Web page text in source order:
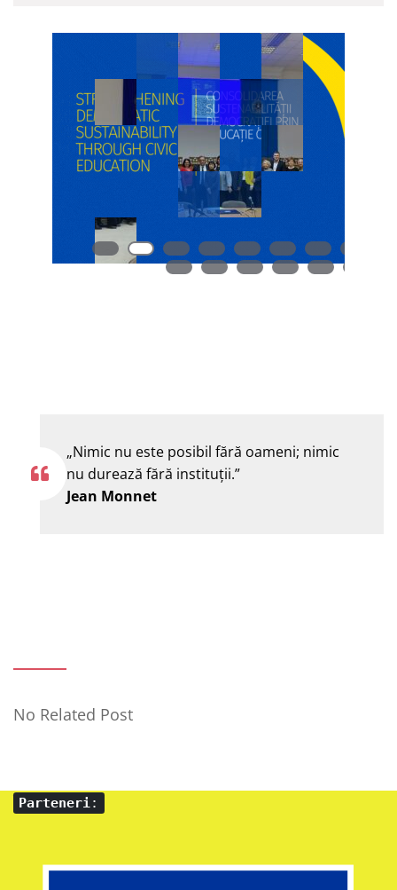
„Nimic nu este posibil fără oameni; nimic
nu durează fără instituţii.”
Jean Monnet
No Related Post
Parteneri: